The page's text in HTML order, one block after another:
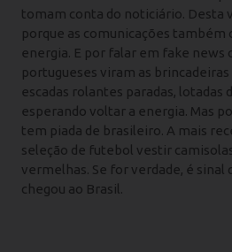
tomam conta do noticiário. Desta
porque as comunicações também
energia. E por falar em fake news
portugueses viram as
escadas rolantes paradas, lotadas
esperando voltar a energia. Mas
tem piada de brasileiro. A mais
seleção de futebol vestir
vermelhas. Se for verdade, é sinal
chegou ao Brasil.